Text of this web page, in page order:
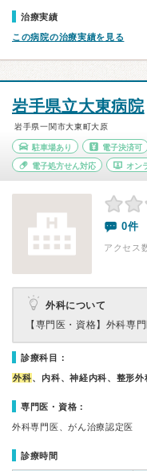
治療実績
この病院の治療実績を見る
岩手県立大東病院
岩手県一関市大東町大原
駐車場あり 電子決済可
電子処方せん対応 オン
0件
アクセス
外科について
【専門医・資格】 外科専門
診療科目：
外科、内科、神経内科、整形
専門医・資格：
外科専門医、がん治療認定医
診療時間